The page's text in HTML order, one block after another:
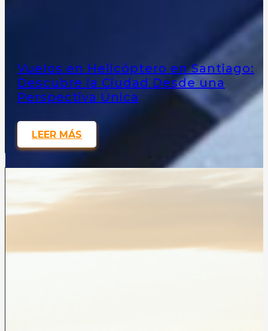
Vuelos en Helicóptero en Santiago:
Descubre la Ciudad Desde una
Perspectiva Única
LEER MÁS